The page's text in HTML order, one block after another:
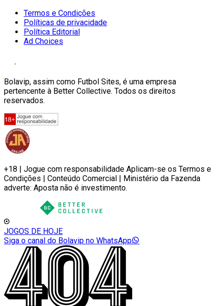
Termos e Condições
Políticas de privacidade
Política Editorial
Ad Choices
Bolavip, assim como Futbol Sites, é uma empresa
pertencente à Better Collective. Todos os direitos
reservados.
+18 | Jogue com responsabilidade Aplicam-se os Termos e
Condições | Conteúdo Comercial | Ministério da Fazenda
adverte: Aposta não é investimento.
JOGOS DE HOJE
Siga o canal do Bolavip no WhatsApp